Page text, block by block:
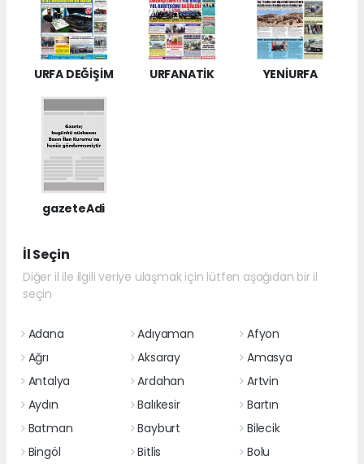
URFA DEĞİŞİM URFANATİK YENİURFA
gazeteAdi
İl Seçin
Diğer il ile ilgili veriye ulaşmak için lütfen aşağıdan bir il
seçin
Adana Adıyaman
Afyon
Ağrı
Aksaray
Amasya
Antalya
Ardahan
Artvin
Aydın
Balıkesir
Bartın
Batman
Bayburt
Bilecik
Bingöl
Bitlis
Bolu